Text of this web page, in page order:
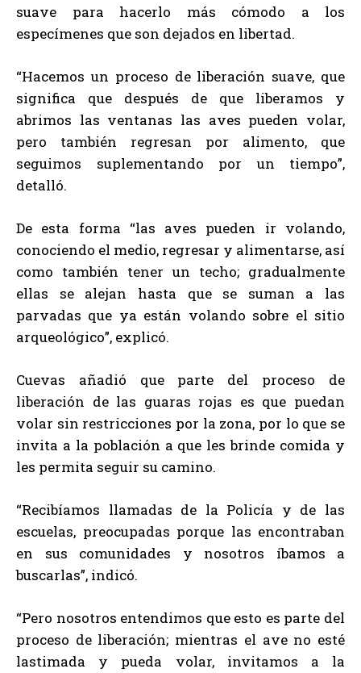
suave para hacerlo más cómodo a los
especímenes que son dejados en libertad.
“Hacemos un proceso de liberación suave, que
significa que después de que liberamos y
abrimos las ventanas las aves pueden volar,
pero también regresan por alimento, que
seguimos suplementando por un tiempo”,
detalló.
De esta forma “las aves pueden ir volando,
conociendo el medio, regresar y alimentarse, así
como también tener un techo; gradualmente
ellas se alejan hasta que se suman a las
parvadas que ya están volando sobre el sitio
arqueológico”, explicó.
Cuevas añadió que parte del proceso de
liberación de las guaras rojas es que puedan
volar sin restricciones por la zona, por lo que se
invita a la población a que les brinde comida y
les permita seguir su camino.
“Recibíamos llamadas de la Policía y de las
escuelas, preocupadas porque las encontraban
en sus comunidades y nosotros íbamos a
buscarlas”, indicó.
“Pero nosotros entendimos que esto es parte del
proceso de liberación; mientras el ave no esté
lastimada y pueda volar, invitamos a la